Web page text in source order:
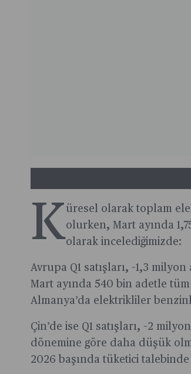
Küresel olarak toplam
olurken, Mart ayında
olarak incelediğimizde:
Avrupa Q1 satışları, ~1,3
Mart ayında 540 bin adetle
Almanya’da elektrikliler
Çin’de ise Q1 satışları, ~2
dönemine göre daha düşük
2026 başında tüketici